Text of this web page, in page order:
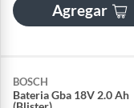
Agregar
BOSCH
Bateria Gba 18V 2.0 Ah